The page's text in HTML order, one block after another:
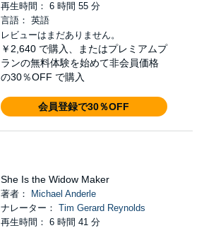
再生時間： 6 時間 55 分
言語： 英語
レビューはまだありません。
￥2,640 で購入、またはプレミアムプ
ランの無料体験を始めて非会員価格
の30％OFF で購入
会員登録で30％OFF
She Is the Widow Maker
著者：
Michael Anderle
ナレーター： Tim Gerard Reynolds
再生時間： 6 時間 41 分